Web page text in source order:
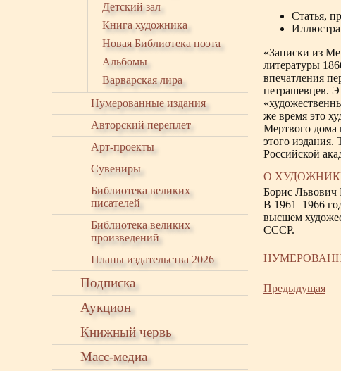
Детский зал
Книга художника
Новая Библиотека поэта
Альбомы
Варварская лира
Нумерованные издания
Авторский переплет
Арт-проекты
Сувениры
Библиотека великих
писателей
Библиотека великих
произведений
Планы издательства 2026
Подписка
Аукцион
Книжный червь
Масс-медиа
Статья,
«Записки из
литературы
впечатления
петрашевцев.
же время это
Мертвого дома
этого
Российской
О
Борис Львович
В 1961–1966
высшем
СССР.
Предыдущая